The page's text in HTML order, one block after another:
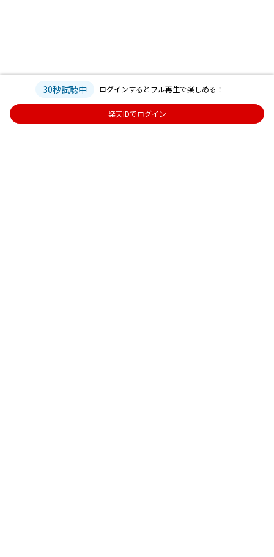
30秒試聴中 ログインするとフル再生で楽しめる！
楽天IDでログイン